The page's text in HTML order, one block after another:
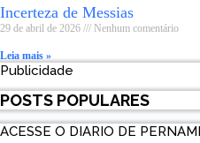
Incerteza de Messias
29 de abril de 2026 Nenhum comentário
Leia mais »
Publicidade
POSTS POPULARES
ACESSE O DIARIO DE